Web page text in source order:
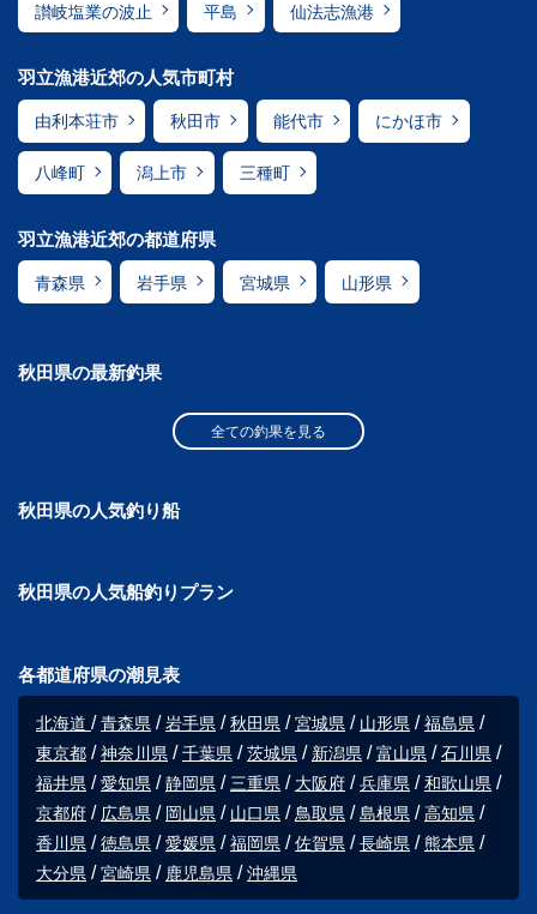
讃岐塩業の波止 平島 仙法志漁港
羽立漁港近郊の人気市町村
由利本荘市 秋田市 能代市 にかほ市
八峰町 潟上市 三種町
羽立漁港近郊の都道府県
青森県 岩手県 宮城県 山形県
秋田県の最新釣果
全ての釣果を見る
秋田県の人気釣り船
秋田県の人気船釣りプラン
各都道府県の潮見表
北海道 青森県 岩手県 秋田県 宮城県 山形県
福島県
東京都
神奈川県 千葉県 茨城県 新潟県 富山県
石川県
福井県
愛知県 静岡県 三重県 大阪府 兵庫県
和歌山県
京都府
広島県 岡山県 山口県 鳥取県 島根県
高知県
香川県
徳島県 愛媛県 福岡県 佐賀県 長崎県
熊本県
大分県
宮崎県 鹿児島県 沖縄県